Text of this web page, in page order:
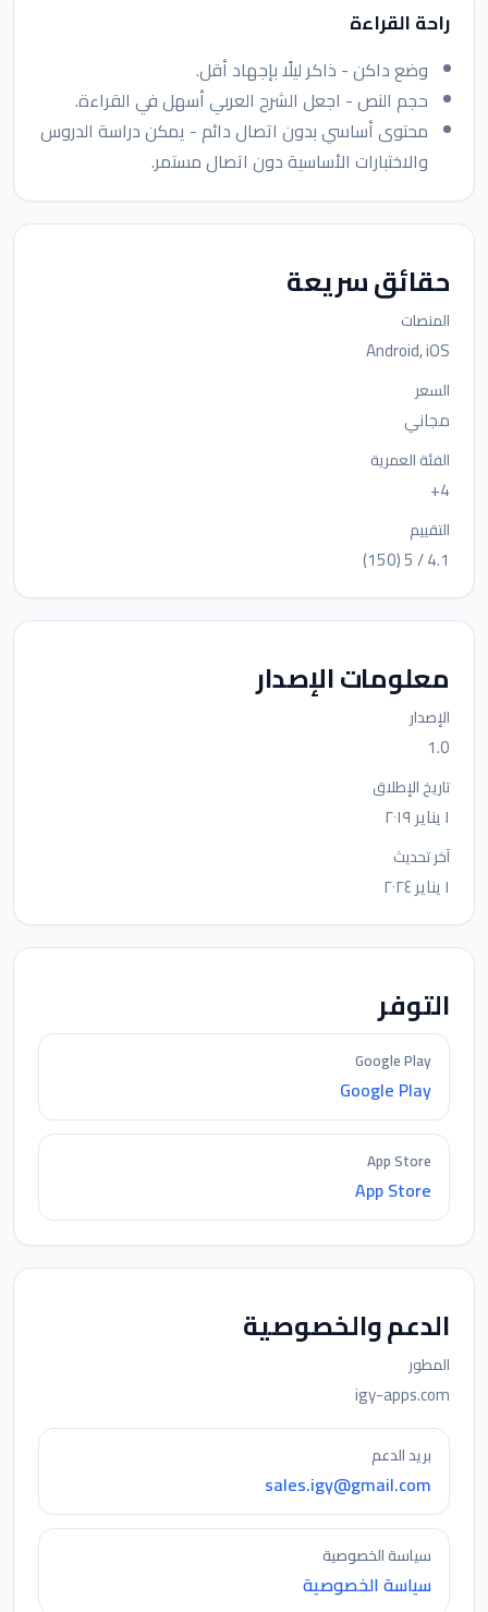
راحة القراءة
وضع داكن - ذاكر ليلًا بإجهاد أقل.
حجم النص - اجعل الشرح العربي أسهل في القراءة.
محتوى أساسي بدون اتصال دائم - يمكن دراسة الدروس
والاختبارات الأساسية دون اتصال مستمر.
حقائق سريعة
المنصات
Android, iOS
السعر
مجاني
الفئة العمرية
4+
التقييم
4.1 / 5 (150)
معلومات الإصدار
الإصدار
1.0
تاريخ الإطلاق
١ يناير ٢٠١٩
آخر تحديث
١ يناير ٢٠٢٤
التوفر
Google Play
Google Play
App Store
App Store
الدعم والخصوصية
المطور
igy-apps.com
بريد الدعم
sales.igy@gmail.com
سياسة الخصوصية
سياسة الخصوصية